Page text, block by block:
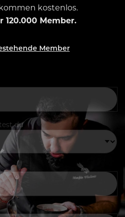
kostenlos.
120.000 Member.
Member
du